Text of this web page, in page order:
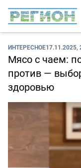
ИНТЕРЕСНОЕ17.11.2025,
Мясо с чаем:
против —
здоровью